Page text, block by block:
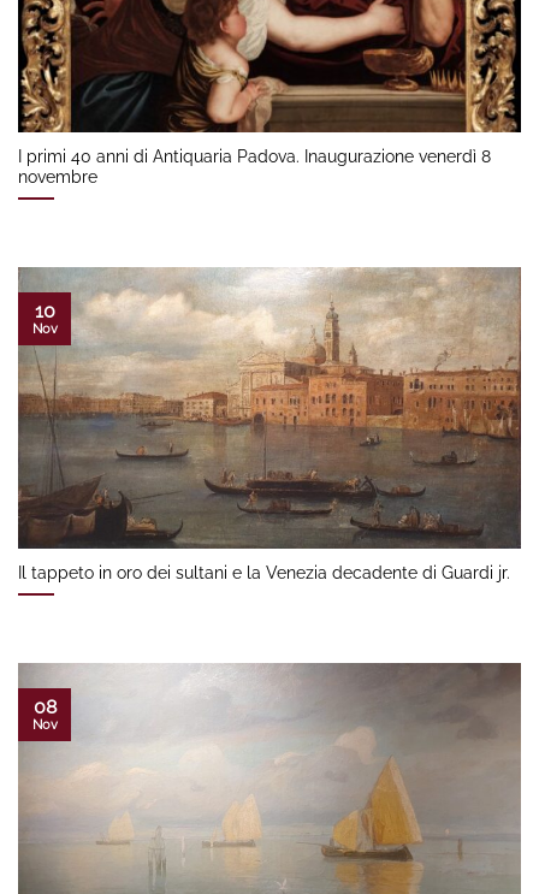
I primi 40 anni di Antiquaria Padova. Inaugurazione venerdì 8
novembre
Il tappeto in oro dei sultani e la Venezia decadente di Guardi jr.
10
Nov
08
Nov